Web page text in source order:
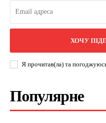
ХОЧУ
Я прочитав(ла) та
Популярне